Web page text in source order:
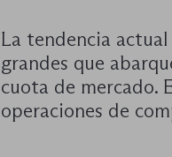
La tendencia actual
grandes que
cuota de mercado.
operaciones de